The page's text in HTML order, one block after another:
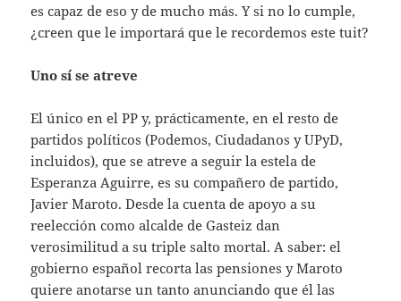
es capaz de eso y de mucho más. Y si no lo cumple,
¿creen que le importará que le recordemos este tuit?
Uno sí se atreve
El único en el PP y, prácticamente, en el resto de
partidos políticos (Podemos, Ciudadanos y UPyD,
incluidos), que se atreve a seguir la estela de
Esperanza Aguirre, es su compañero de partido,
Javier Maroto. Desde la cuenta de apoyo a su
reelección como alcalde de Gasteiz dan
verosimilitud a su triple salto mortal. A saber: el
gobierno español recorta las pensiones y Maroto
quiere anotarse un tanto anunciando que él las